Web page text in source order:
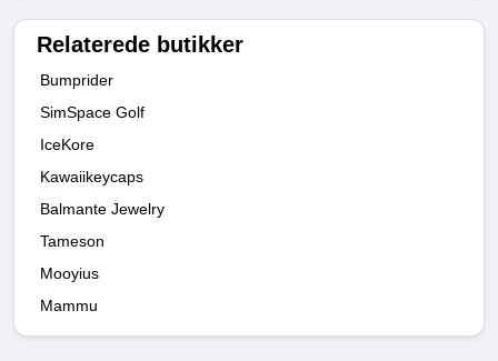
Relaterede butikker
Bumprider
SimSpace Golf
IceKore
Kawaiikeycaps
Balmante Jewelry
Tameson
Mooyius
Mammu